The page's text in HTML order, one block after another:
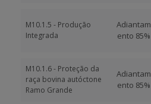
M10.1.5 - Produção
Integrada
Adiantam
ento 85%
M10.1.6 - Proteção da
raça bovina autóctone
Ramo Grande
Adiantam
ento 85%